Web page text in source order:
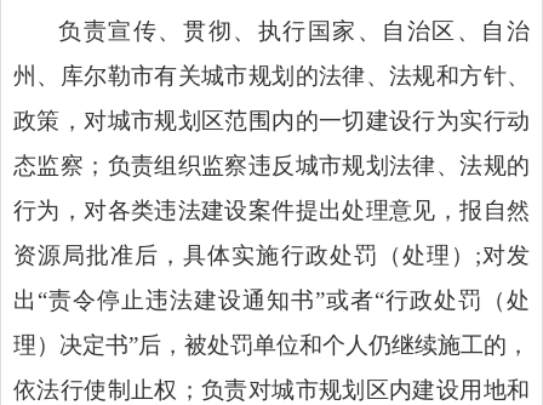
负责宣传、贯彻、执行国家、自治区、自治
州、库尔勒市有关城市规划的法律、法规和方针、
政策，对城市规划区范围内的一切建设行为实行动
态监察；负责组织监察违反城市规划法律、法规的
行为，对各类违法建设案件提出处理意见，报自然
资源局批准后，具体实施行政处罚（处理） ;对发
出“责令停止违法建设通知书”或者“行政处罚（处
理）决定书”后，被处罚单位和个人仍继续施工的，
依法行使制止权；负责对城市规划区内建设用地和